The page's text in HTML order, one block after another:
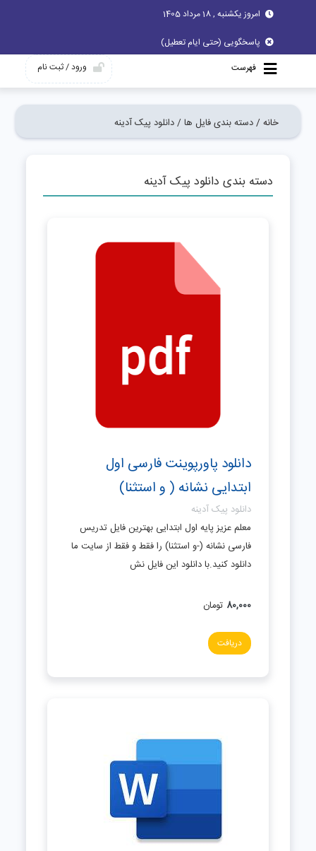
امروز یکشنبه , 18 مرداد 1405
پاسخگویی (حتی ایام تعطیل)
فهرست
ورود / ثبت نام
خانه / دسته بندی فایل ها / دانلود پیک آدینه
دسته بندی دانلود پیک آدینه
دانلود پاورپوینت فارسی اول
ابتدایی نشانه ( و استثنا)
دانلود پیک آدینه
معلم عزیز پایه اول ابتدایی بهترین فایل تدریس
فارسی نشانه (-و استثنا) را فقط و فقط از سایت ما
دانلود کنید.با دانلود این فایل نش
80,000 تومان
دریافت